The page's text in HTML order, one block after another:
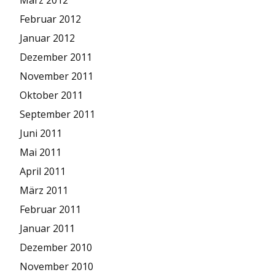
Februar 2012
Januar 2012
Dezember 2011
November 2011
Oktober 2011
September 2011
Juni 2011
Mai 2011
April 2011
März 2011
Februar 2011
Januar 2011
Dezember 2010
November 2010